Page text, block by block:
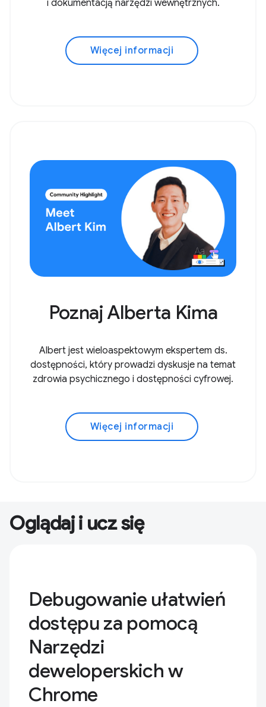
i dokumentacją narzędzi wewnętrznych.
Więcej informacji
Poznaj Alberta Kima
Albert jest wieloaspektowym ekspertem ds.
dostępności, który prowadzi dyskusje na temat
zdrowia psychicznego i dostępności cyfrowej.
Więcej informacji
Oglądaj i ucz się
Debugowanie ułatwień
dostępu za pomocą
Narzędzi
deweloperskich w
Chrome